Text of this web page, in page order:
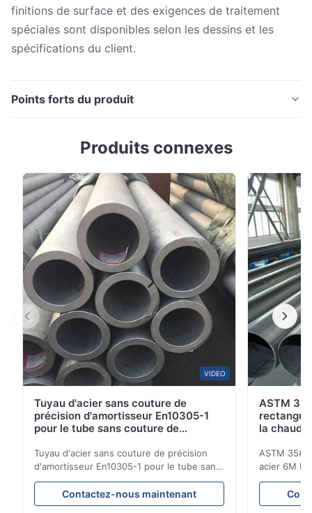
finitions de surface et des exigences de traitement
spéciales sont disponibles selon les dessins et les
spécifications du client.
Points forts du produit
316L tube en acier inoxydable sans soudure pour le
produit Les tubes en acier inoxydable sans soudure
laminés à chaud ASTM A240 316/316L sont des tubes
en acier inoxydable haut de gamme résistant à la ...
Produits connexes
VIDEO
Tuyau d'acier sans couture de
précision d'amortisseur En10305-1
pour le tube sans couture de
Tuyau d'acier sans couture de précision
d'amortisseur En10305-1 pour le tube sans
couture de chaudière Tubes en acier de
précision sans couture Pour être employé
dans des pièces de circuit hydraulique,
Contactez-nous maintenant
ASTM
la
ASTM 35#
acier 6M
20MnG
incluent le
chimique